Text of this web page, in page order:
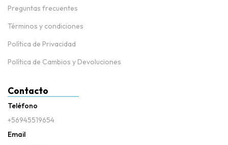
Preguntas frecuentes
Términos y condiciones
Política de Privacidad
Política de Cambios y Devoluciones
Contacto
Teléfono
+56945519654
Email